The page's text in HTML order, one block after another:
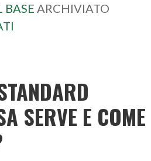
BASE ARCHIVIATO
SERVE E COME